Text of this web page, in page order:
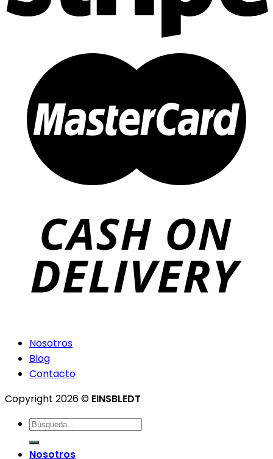
Nosotros
Blog
Contacto
Copyright 2026 © EINSBLEDT
Nosotros